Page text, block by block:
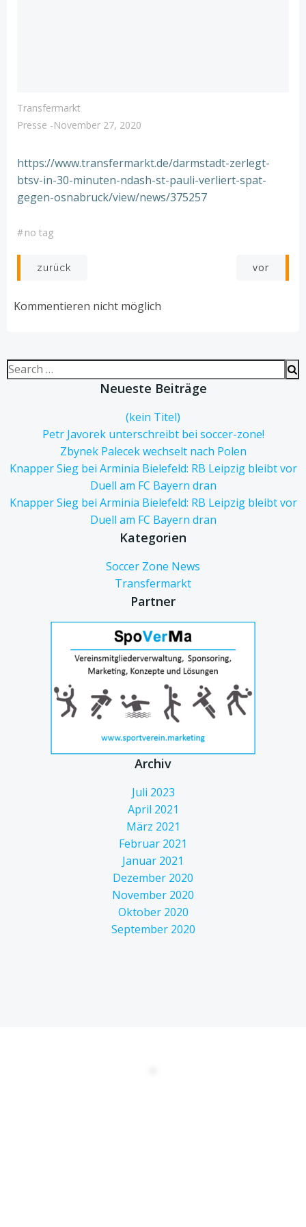
Transfermarkt
Presse -November 27, 2020
https://www.transfermarkt.de/darmstadt-zerlegt-
btsv-in-30-minuten-ndash-st-pauli-verliert-spat-
gegen-osnabruck/view/news/375257
#no tag
Post
navigation
zurück
navigation
vor
Kommentieren nicht möglich
Search
for:
Neueste Beiträge
(kein Titel)
Petr Javorek unterschreibt bei soccer-zone!
Zbynek Palecek wechselt nach Polen
Knapper Sieg bei Arminia Bielefeld: RB Leipzig bleibt vor
Duell am FC Bayern dran
Knapper Sieg bei Arminia Bielefeld: RB Leipzig bleibt vor
Duell am FC Bayern dran
Kategorien
Soccer Zone News
Transfermarkt
Partner
Archiv
Juli 2023
April 2021
März 2021
Februar 2021
Januar 2021
Dezember 2020
November 2020
Oktober 2020
September 2020